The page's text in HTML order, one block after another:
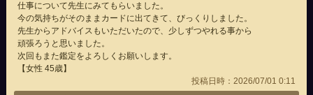
仕事について先生にみてもらいました。
今の気持ちがそのままカードに出てきて、びっくりしました。
先生からアドバイスもいただいたので、少しずつやれる事から
頑張ろうと思いました。
次回もまた鑑定をよろしくお願いします。
【女性 45歳】
投稿日時：2026/07/01 0:11